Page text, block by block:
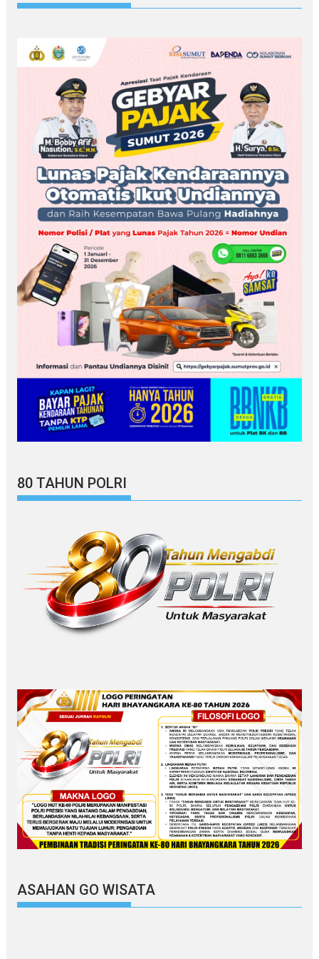
80 TAHUN POLRI
ASAHAN GO WISATA